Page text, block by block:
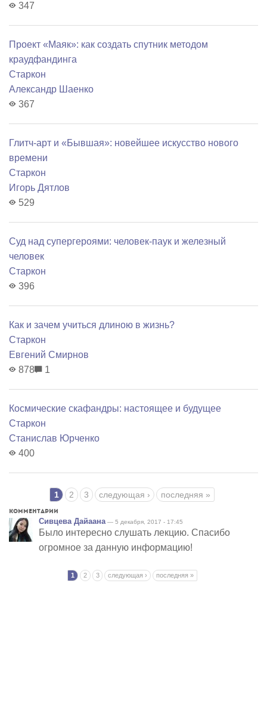
347
Проект «Маяк»: как создать спутник методом
краудфандинга
Старкон
Александр Шаенко
367
Глитч-арт и «Бывшая»: новейшее искусство нового
времени
Старкон
Игорь Дятлов
529
Суд над супергероями: человек-паук и железный
человек
Старкон
396
Как и зачем учиться длиною в жизнь?
Старкон
Евгений Смирнов
878
1
Космические скафандры: настоящее и будущее
Старкон
Станислав Юрченко
400
Страницы 1 2 3 следующая › последняя »
Комментарии
Сивцева Дайаана — 5 декабря, 2017 - 17:45
Было интересно слушать лекцию. Спасибо
огромное за данную информацию!
1 2 3 следующая › последняя »